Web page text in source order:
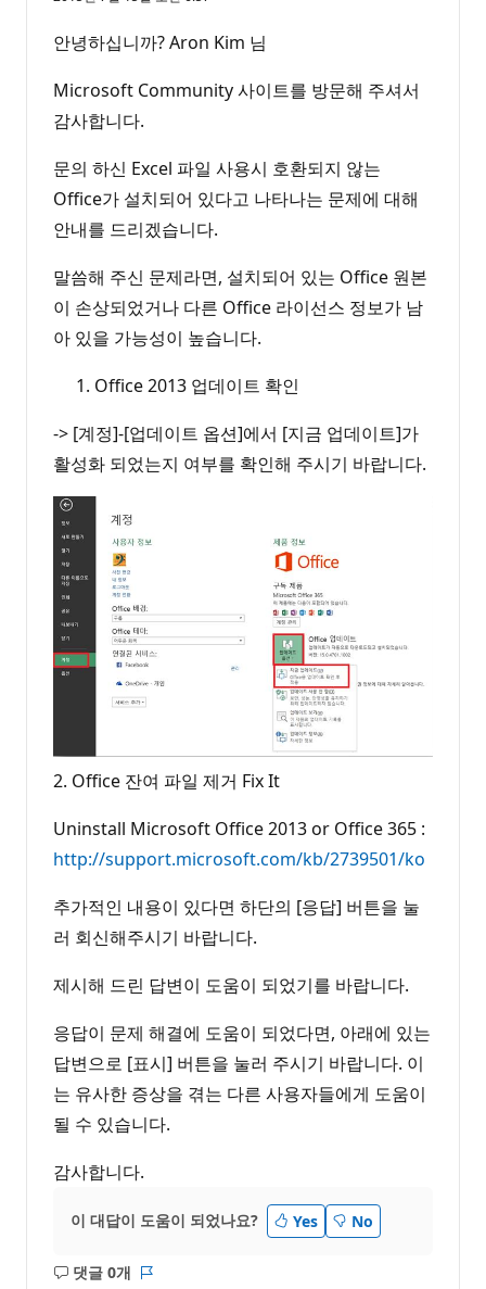
안녕하십니까? Aron Kim 님
Microsoft Community 사이트를 방문해 주셔서
감사합니다.
문의 하신 Excel 파일 사용시 호환되지 않는
Office가 설치되어 있다고 나타나는 문제에 대해
안내를 드리겠습니다.
말씀해 주신 문제라면, 설치되어 있는 Office 원본
이 손상되었거나 다른 Office 라이선스 정보가 남
아 있을 가능성이 높습니다.
Office 2013 업데이트 확인
-> [계정]-[업데이트 옵션]에서 [지금 업데이트]가
활성화 되었는지 여부를 확인해 주시기 바랍니다.
2. Office 잔여 파일 제거 Fix It
Uninstall Microsoft Office 2013 or Office 365 :
http://support.microsoft.com/kb/2739501/ko
추가적인 내용이 있다면 하단의 [응답] 버튼을 눌
러 회신해주시기 바랍니다.
제시해 드린 답변이 도움이 되었기를 바랍니다.
응답이 문제 해결에 도움이 되었다면, 아래에 있는
답변으로 [표시] 버튼을 눌러 주시기 바랍니다. 이
는 유사한 증상을 겪는 다른 사용자들에게 도움이
될 수 있습니다.
감사합니다.
이 대답이 도움이 되었나요? Yes No
댓글 0개
설